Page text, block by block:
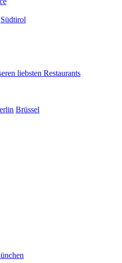
Südtirol
liebsten Restaurants
Brüssel